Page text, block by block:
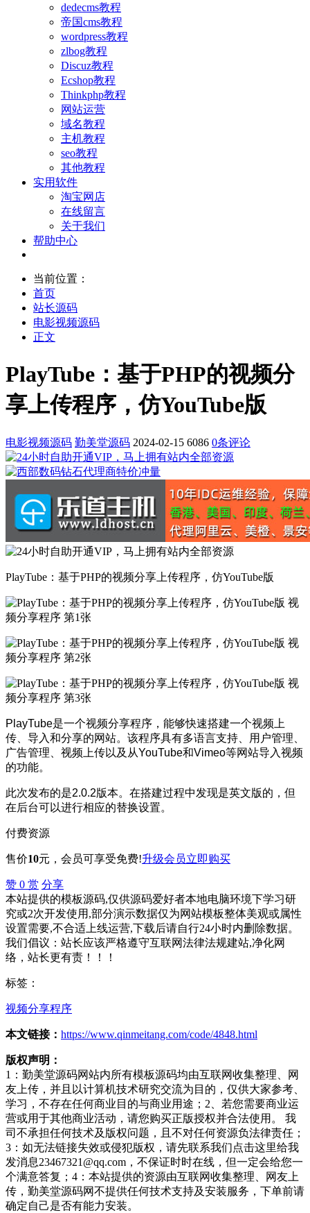
dedecms教程
帝国cms教程
wordpress教程
zlbog教程
Discuz教程
Ecshop教程
Thinkphp教程
网站运营
域名教程
主机教程
seo教程
其他教程
实用软件
淘宝网店
在线留言
关于我们
帮助中心
当前位置：
首页
站长源码
电影视频源码
正文
PlayTube：基于PHP的视频分
享上传程序，仿YouTube版
电影视频源码 勤美堂源码 2024-02-15 6086 0条评论
PlayTube：基于PHP的视频分享上传程序，仿YouTube版
PlayTube是一个视频分享程序，能够快速搭建一个视频上
传、导入和分享的网站。该程序具有多语言支持、用户管理、
广告管理、视频上传以及从YouTube和Vimeo等网站导入视频
的功能。
此次发布的是2.0.2版本。在搭建过程中发现是英文版的，但
在后台可以进行相应的替换设置。
付费资源
售价10元 ，会员可享受免费!升级会员立即购买
赞 0 赏 分享
本站提供的模板源码,仅供源码爱好者本地电脑环境下学习研
究或2次开发使用,部分演示数据仅为网站模板整体美观或属性
设置需要,不合适上线运营,下载后请自行24小时内删除数据。
我们倡议：站长应该严格遵守互联网法律法规建站,净化网
络，站长更有责！！！
标签：
视频分享程序
本文链接： https://www.qinmeitang.com/code/4848.html
版权声明：
1：勤美堂源码网站内所有模板源码均由互联网收集整理、网
友上传，并且以计算机技术研究交流为目的，仅供大家参考、
学习，不存在任何商业目的与商业用途；2、若您需要商业运
营或用于其他商业活动，请您购买正版授权并合法使用。 我
司不承担任何技术及版权问题，且不对任何资源负法律责任；
3：如无法链接失效或侵犯版权，请先联系我们点击这里给我
发消息23467321@qq.com，不保证时时在线，但一定会给您一
个满意答复；4：本站提供的资源由互联网收集整理、网友上
传，勤美堂源码网不提供任何技术支持及安装服务，下单前请
确定自己是否有能力安装。